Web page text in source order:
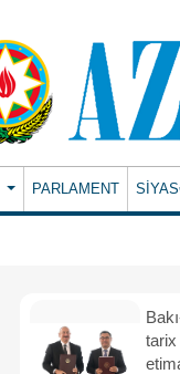
PARLAMENT
tarix